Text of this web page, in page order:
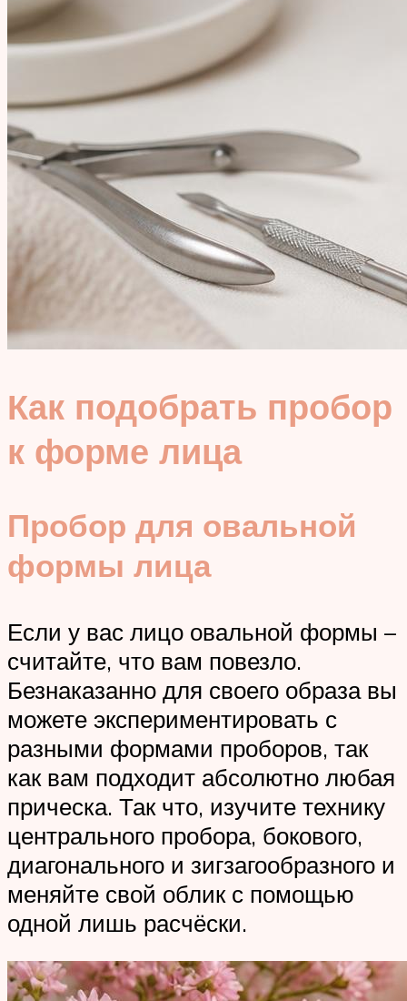
Как подобрать пробор
к форме лица
Пробор для овальной
формы лица
Если у вас лицо овальной формы –
считайте, что вам повезло.
Безнаказанно для своего образа вы
можете экспериментировать с
разными формами проборов, так
как вам подходит абсолютно любая
прическа. Так что, изучите технику
центрального пробора, бокового,
диагонального и зигзагообразного и
меняйте свой облик с помощью
одной лишь расчёски.